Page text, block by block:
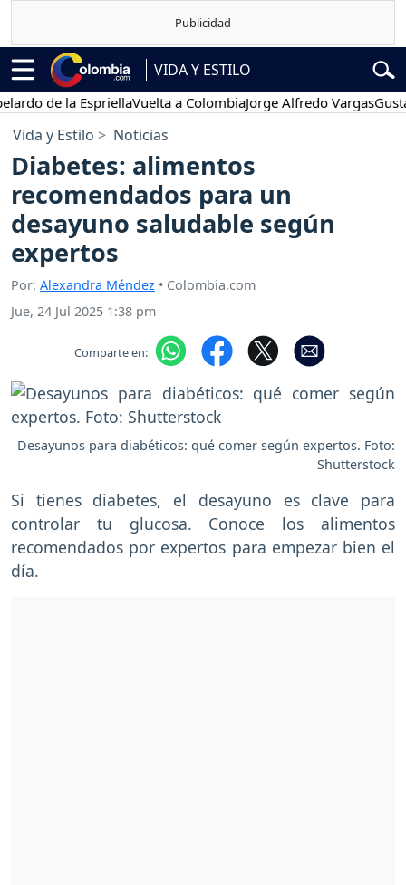
VIDA Y ESTILO
de la EspriellaVuelta a ColombiaJorge Alfredo VargasGustavo
Vida y Estilo Noticias
Diabetes: alimentos
recomendados para un
desayuno saludable según
expertos
Por: Alexandra Méndez • Colombia.com
Jue, 24 Jul 2025 1:38 pm
Comparte en:
Desayunos para diabéticos: qué comer según expertos. Foto:
Shutterstock
Si tienes diabetes, el desayuno es clave para
controlar tu glucosa. Conoce los alimentos
recomendados por expertos para empezar bien el
día.